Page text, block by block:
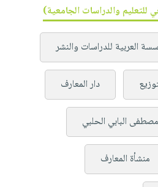
للتعليم والدراسات الجامعية)
العربية للدراسات والنشر
دار المعارف
مصطفى البابي الحلبي
منشأة المعارف